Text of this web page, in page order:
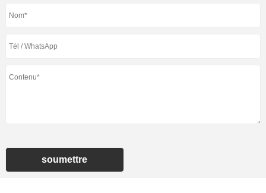
soumettre